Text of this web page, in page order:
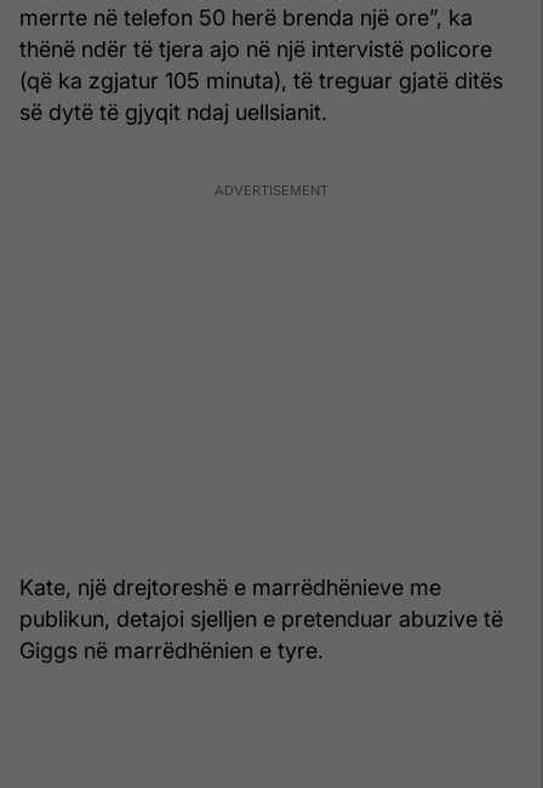
merrte në telefon 50 herë brenda një ore”, ka
thënë ndër të tjera ajo në një intervistë policore
(që ka zgjatur 105 minuta), të treguar gjatë ditës
së dytë të gjyqit ndaj uellsianit.
Kate, një drejtoreshë e marrëdhënieve me
publikun, detajoi sjelljen e pretenduar abuzive të
Giggs në marrëdhënien e tyre.